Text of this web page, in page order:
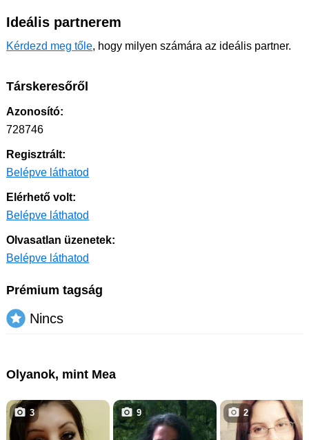
Ideális partnerem
Kérdezd meg tőle, hogy milyen számára az ideális partner.
Társkeresőről
Azonosító:
728746
Regisztrált:
Belépve láthatod
Elérhető volt:
Belépve láthatod
Olvasatlan üzenetek:
Belépve láthatod
Prémium tagság
Nincs
Olyanok, mint Mea
3 9 2